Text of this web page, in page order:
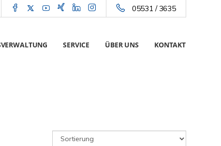
05531 / 3635
SERVICE ÜBER UNS KONTAKT